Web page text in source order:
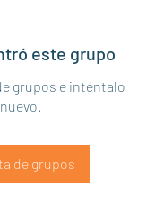
este grupo
grupos e inténtalo
de grupos